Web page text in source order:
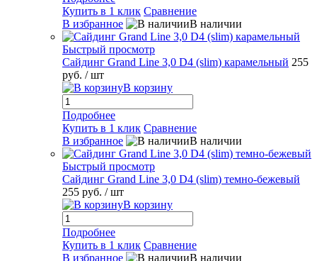
Купить в 1 клик Сравнение
В избранное
В наличии
Быстрый просмотр
Сайдинг Grand Line 3,0 D4 (slim) карамельный 255
руб. / шт
В корзину
Подробнее
Купить в 1 клик Сравнение
В избранное
В наличии
Быстрый просмотр
Сайдинг Grand Line 3,0 D4 (slim) темно-бежевый
255 руб. / шт
В корзину
Подробнее
Купить в 1 клик Сравнение
В избранное
В наличии